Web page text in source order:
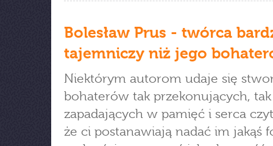
Bolesław Prus - twórca
tajemniczy niż jego
Niektórym autorom udaje się
bohaterów tak przekonujących, tak
zapadających w pamięć i serca
że ci postanawiają nadać im jakąś